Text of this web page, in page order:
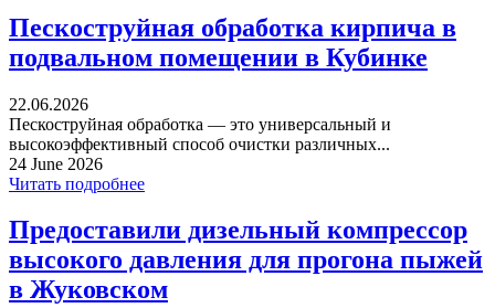
Пескоструйная обработка кирпича в
подвальном помещении в Кубинке
22.06.2026
Пескоструйная обработка — это универсальный и
высокоэффективный способ очистки различных...
24 June 2026
Читать подробнее
Предоставили дизельный компрессор
высокого давления для прогона пыжей
в Жуковском